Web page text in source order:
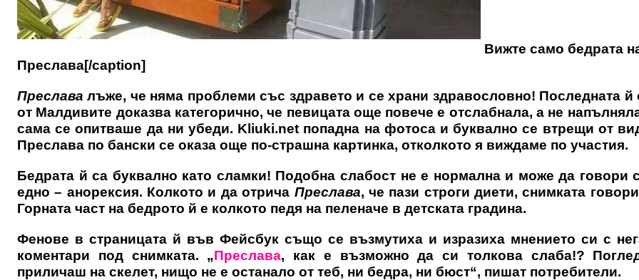
Вижте само бедрата
Преслава[/caption]
Преслава лъже, че няма проблеми със здравето и се храни здравословно! Последната й
от Малдивите доказва категорично, че певицата още повече е отслабнала, а не
сама се опитваше да ни убеди. Kliuki.net попадна на фотоса и буквално се втрещи от
Преслава по бански се оказа още по-страшна картинка, отколкото я виждаме по участия.
Бедрата й са буквално като сламки! Подобна слабост не е нормална и може да говори
едно – анорексия. Колкото и да отрича Преслава, че пази строги диети, снимката
Горната част на бедрото й е колкото педя на пеленаче в детската градина.
Фенове в страницата й във Фейсбук също се възмутиха и изразиха мнението си с
коментари под снимката. „Преслава, как е възможно да си толкова слаба!?
приличаш на скелет, нищо не е останало от теб, ни бедра, ни бюст“, пишат потребители.